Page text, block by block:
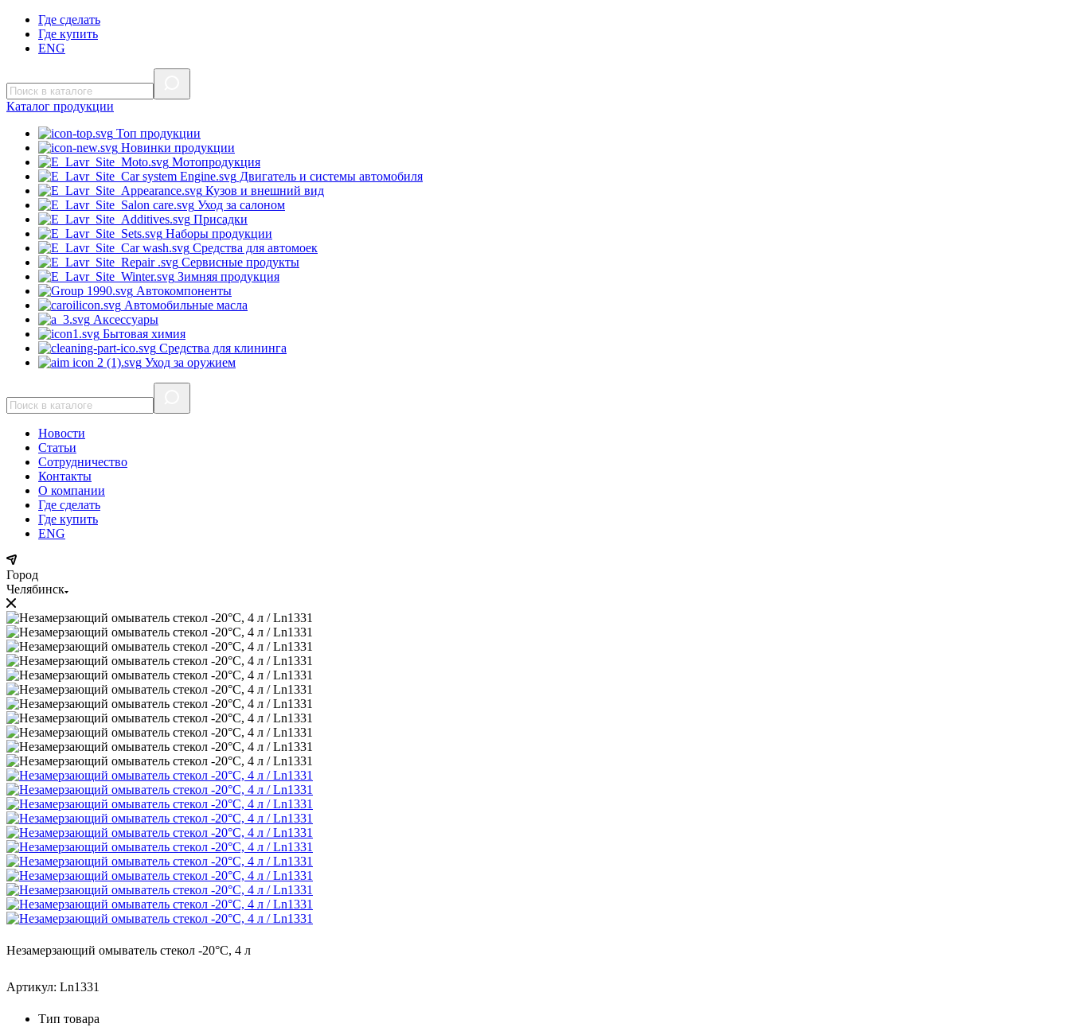
Где сделать
Где купить
ENG
Каталог продукции
Топ продукции
Новинки продукции
Мотопродукция
Двигатель и системы автомобиля
Кузов и внешний вид
Уход за салоном
Присадки
Наборы продукции
Средства для автомоек
Сервисные продукты
Зимняя продукция
Автокомпоненты
Автомобильные масла
Аксессуары
Бытовая химия
Средства для клининга
Уход за оружием
Новости
Статьи
Сотрудничество
Контакты
О компании
Где сделать
Где купить
ENG
Город
Челябинск
Незамерзающий омыватель стекол -20°С, 4 л
Артикул: Ln1331
Тип товара